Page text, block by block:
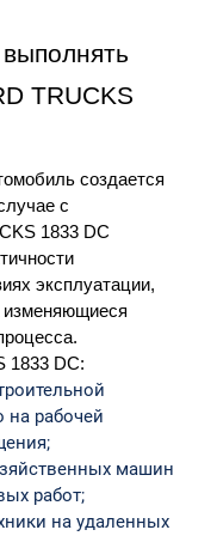
TRUCKS
создается
с
1833 DC
эксплуатации,
изменяющиеся
1833 DC:
на рабочей
машин
работ;
на удаленных